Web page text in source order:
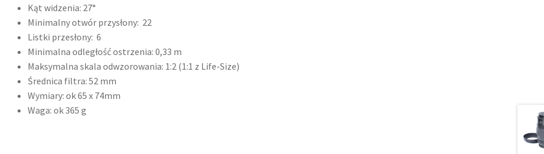
Kąt widzenia: 27°
Minimalny otwór przysłony: 22
Listki przesłony: 6
Minimalna odległość ostrzenia: 0,33 m
Maksymalna skala odwzorowania: 1:2 (1:1 z Life-Size)
Średnica filtra: 52 mm
Wymiary: ok 65 x 74mm
Waga: ok 365 g